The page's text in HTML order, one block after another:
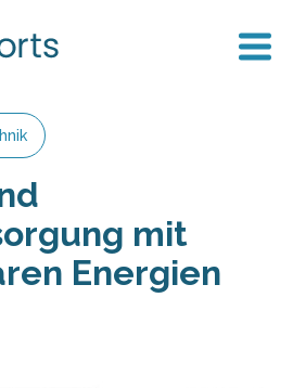
mit
Energien